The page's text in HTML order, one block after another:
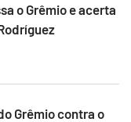
o Grêmio e acerta
Grêmio contra o